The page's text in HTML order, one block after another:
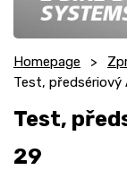
Homepage
Test,
Test,
29